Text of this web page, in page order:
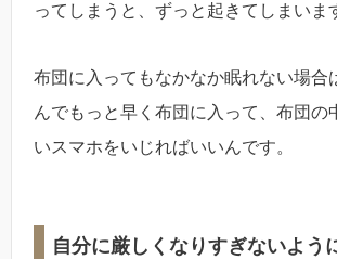
ってしまうと、ずっと起きてしまいま
布団に入ってもなかなか眠れない場合
んでもっと早く布団に入って、布団の
いスマホをいじればいいんです。
自分に厳しくなりすぎないよう